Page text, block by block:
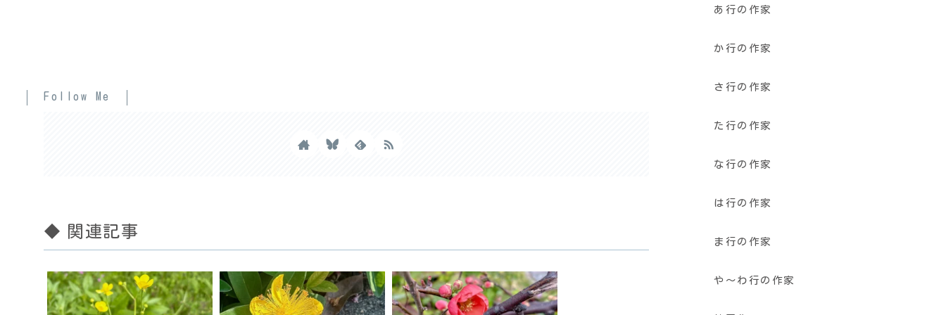
Follow Me
◆ 関連記事
あ行の作家
か行の作家
さ行の作家
た行の作家
な行の作家
は行の作家
ま行の作家
や〜わ行の作家